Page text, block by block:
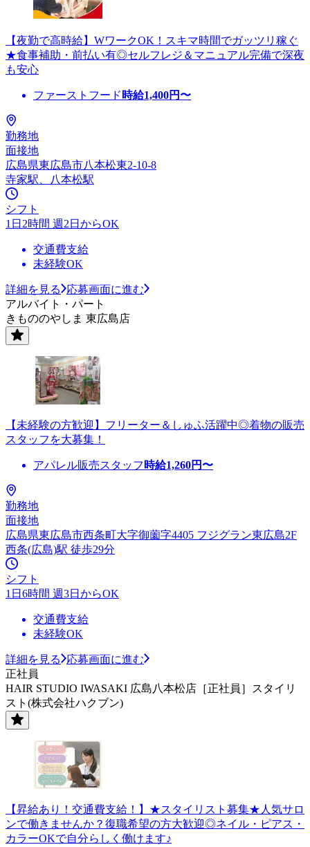
【夜勤で高時給】WワークOK！スキマ時間でガッツリ稼ぐ
★食事補助・前払い有◎セルフレジ＆マニュアル完備で深夜
も安心
ファーストフード 時給1,400円〜
勤務地
面接地
広島県東広島市八本松東2-10-8
寺家駅、八本松駅
シフト
1日2時間 週2日からOK
交通費支給
未経験OK
詳細を見る
応募画面に進む
アルバイト・パート
きもののやしま 東広島店
【未経験の方歓迎】フリーター＆しゅふ活躍中◎着物の販売
スタッフを大募集！
アパレル販売スタッフ 時給1,260円〜
勤務地
面接地
広島県東広島市西条町大字御薗字4405 フジグラン東広島2F
西条(広島)駅 徒歩29分
シフト
1日6時間 週3日からOK
交通費支給
未経験OK
詳細を見る
応募画面に進む
正社員
HAIR STUDIO IWASAKI 広島八本松店［正社員］スタイリ
スト(株式会社ハクブン)
【昇給あり！交通費支給！】★スタイリスト募集★人気サロ
ンで働きませんか？復職希望の方大歓迎◎ネイル・ピアス・
カラーOKで自分らしく働けます♪